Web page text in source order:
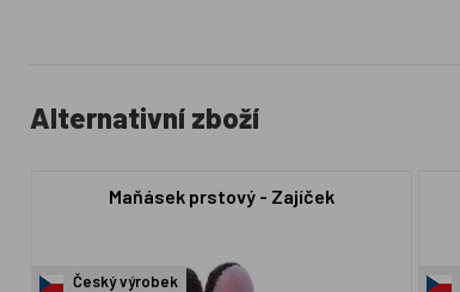
Alternativní zboží
Maňásek prstový - Zajíček
Český výrobek